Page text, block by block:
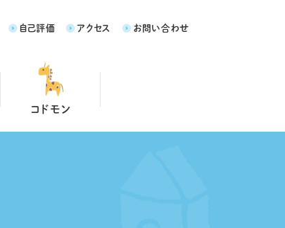
コドモン
自己評価 アクセス お問い合わせ